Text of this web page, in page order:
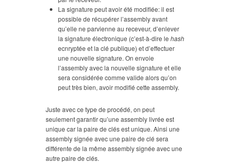
La signature peut avoir été modifiée: il est
possible de récupérer l’assembly avant
qu’elle ne parvienne au receveur, d’enlever
la signature électronique (c’est-à-dire le hash
ecnryptée et la clé publique) et d’effectuer
une nouvelle signature. On envoie
l’assembly avec la nouvelle signature et elle
sera considérée comme valide alors qu’on
peut très bien, avoir modifié cette assembly.
Juste avec ce type de procédé, on peut
seulement garantir qu’une assembly livrée est
unique car la paire de clés est unique. Ainsi une
assembly signée avec une paire de clé sera
différente de la même assembly signée avec une
autre paire de clés.